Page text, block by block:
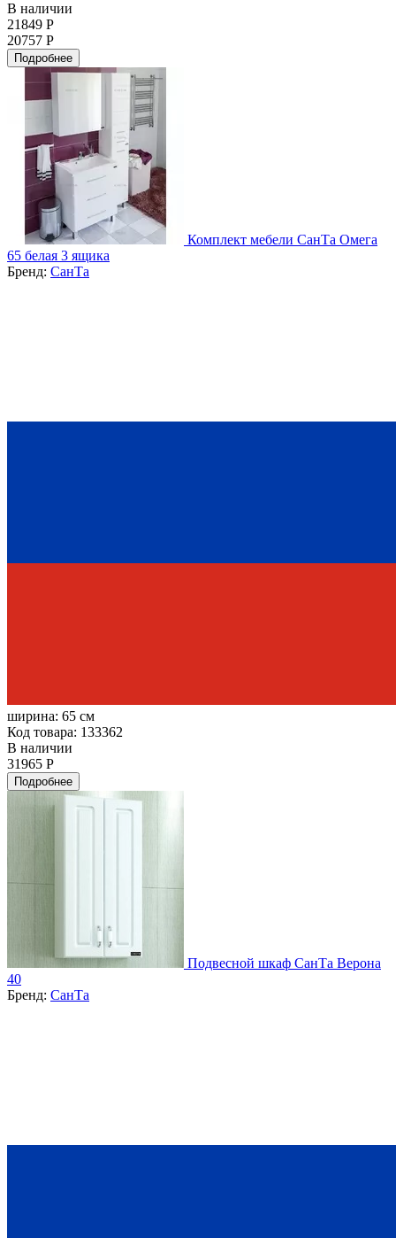
В наличии
21849 Р
20757 Р
Подробнее
Комплект мебели СанТа Омега
65 белая 3 ящика
Бренд: СанТа
ширина: 65 см
Код товара: 133362
В наличии
31965 Р
Подробнее
Подвесной шкаф СанТа Верона
40
Бренд: СанТа